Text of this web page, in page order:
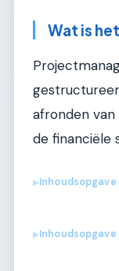
Wat is
afronden
de financiële
▶Inhoudsopgave
▶Inhoudsopgave